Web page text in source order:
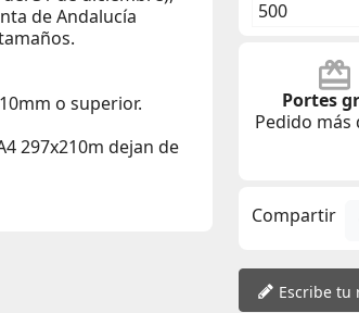
de Andalucía
o superior.
297x210m dejan de
500
Portes
Pedido más
Compartir
Escribe tu